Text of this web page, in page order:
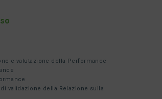
e valutazione della Performance
validazione della Relazione sulla